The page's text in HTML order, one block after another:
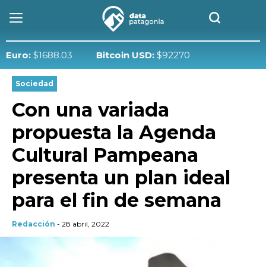
$1688.03 Bitcoin USD:$92270
Sociedad
Con una variada
propuesta la Agenda
Cultural Pampeana
presenta un plan ideal
para el fin de semana
Redacción - 28 abril, 2022